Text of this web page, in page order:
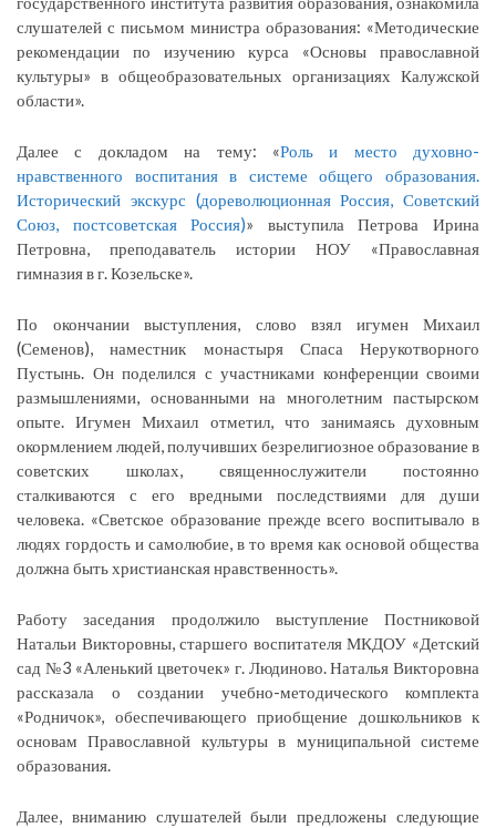
слушателей с письмом министра образования: «Методические
рекомендации по изучению курса «Основы православной
культуры» в общеобразовательных организациях Калужской
области».
Далее с докладом на тему: «Роль и место духовно-
нравственного воспитания в системе общего образования.
Исторический экскурс (дореволюционная Россия, Советский
Союз, постсоветская Россия)» выступила Петрова Ирина
Петровна, преподаватель истории НОУ «Православная
гимназия в г. Козельске».
По окончании выступления, слово взял игумен Михаил
(Семенов), наместник монастыря Спаса Нерукотворного
Пустынь. Он поделился с участниками конференции своими
размышлениями, основанными на многолетним пастырском
опыте. Игумен Михаил отметил, что занимаясь духовным
окормлением людей, получивших безрелигиозное образование в
советских школах, священнослужители постоянно
сталкиваются с его вредными последствиями для души
человека. «Светское образование прежде всего воспитывало в
людях гордость и самолюбие, в то время как основой общества
должна быть христианская нравственность».
Работу заседания продолжило выступление Постниковой
Натальи Викторовны, старшего воспитателя МКДОУ «Детский
сад №3 «Аленький цветочек» г. Людиново. Наталья Викторовна
рассказала о создании учебно-методического комплекта
«Родничок», обеспечивающего приобщение дошкольников к
основам Православной культуры в муниципальной системе
образования.
Далее, вниманию слушателей были предложены следующие